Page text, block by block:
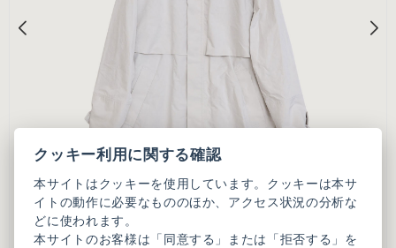
クッキー利用に関する確認
本サイトはクッキーを使用しています。クッキーは本サ
イトの動作に必要なもののほか、アクセス状況の分析な
どに使われます。
本サイトのお客様は「同意する」または「拒否する」を